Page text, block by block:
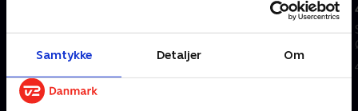
Samtykke Detaljer Om
ØSTJYLLAND.
I går • 22 min